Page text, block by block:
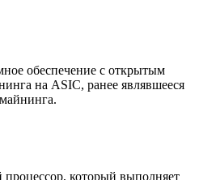
обеспечение с открытым
на ASIC, ранее являвшееся
который выполняет